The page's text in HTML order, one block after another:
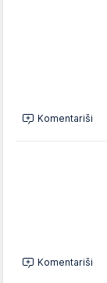
Komentariši
Komentariši